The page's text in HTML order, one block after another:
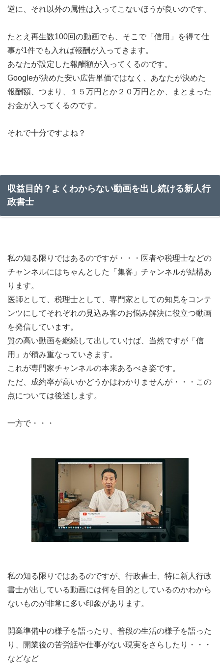
逆に、それ以外の属性は入ってこないほうが良いのです。
たとえ再生数100回の動画でも、そこで「信用」を得て仕
事が1件でも入れば報酬が入ってきます。
あなたが設定した報酬額が入ってくるのです。
Googleが決めた安い広告単価ではなく、あなたが決めた
報酬額、つまり、１５万円とか２０万円とか、まとまった
お金が入ってくるのです。
それで十分ですよね？
収益目的？よくわからない動画を出し続ける新人行
政書士
私の知る限りではあるのですが・・・医者や税理士などの
チャンネルにはちゃんとした「集客」チャンネルが結構あ
ります。
医師として、税理士として、専門家としての知見をコンテ
ンツにしてそれぞれの見込み客のお悩み解決に役立つ動画
を発信しています。
質の高い動画を継続して出していけば、当然ですが「信
用」が積み重なっていきます。
これが専門家チャンネルの本来あるべき姿です。
ただ、成約率が高いかどうかはわかりませんが・・・この
点については後述します。
一方で・・・
私の知る限りではあるのですが、行政書士、特に新人行政
書士が出している動画には何を目的としているのかわから
ないものが非常に多い印象があります。
開業準備中の様子を語ったり、普段の生活の様子を語った
り、開業後の苦労話や仕事がない現実をさらしたり・・・
などなど